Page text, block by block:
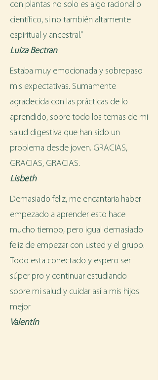
con plantas no solo es algo racional o
científico, si no también altamente
espiritual y ancestral."
Luiza Bectran
Estaba muy emocionada y sobrepaso
mis expectativas. Sumamente
agradecida con las prácticas de lo
aprendido, sobre todo los temas de mi
salud digestiva que han sido un
problema desde joven. GRACIAS,
GRACIAS, GRACIAS.
Lisbeth
Demasiado feliz, me encantaria haber
empezado a aprender esto hace
mucho tiempo, pero igual demasiado
feliz de empezar con usted y el grupo.
Todo esta conectado y espero ser
súper pro y continuar estudiando
sobre mi salud y cuidar así a mis hijos
mejor
Valentín